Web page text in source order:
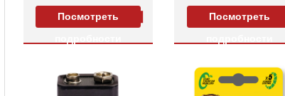
Посмотреть
Посмотреть